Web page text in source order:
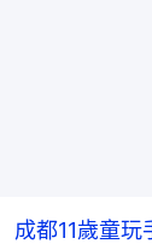
成都11歲童